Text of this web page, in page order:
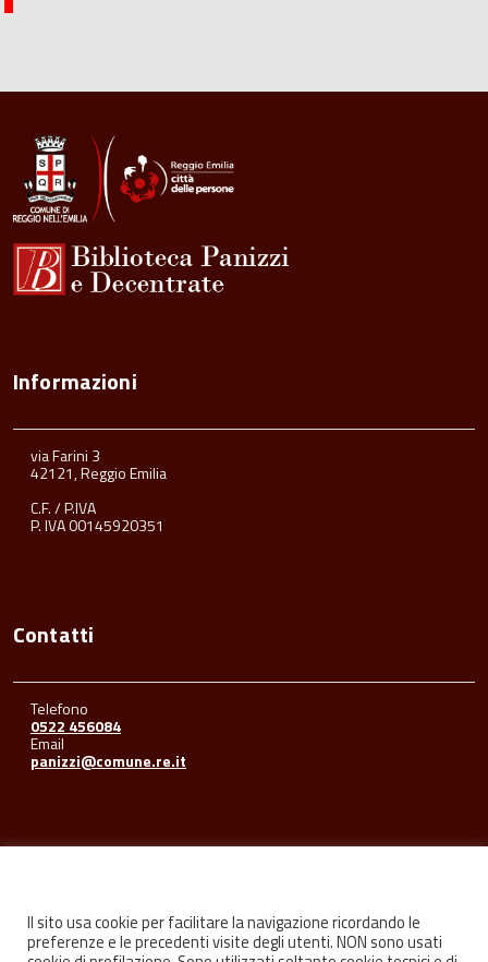
Informazioni
via Farini 3
42121, Reggio Emilia
C.F. / P.IVA
P. IVA 00145920351
Contatti
Telefono
0522 456084
Email
panizzi@comune.re.it
Il sito usa cookie per facilitare la navigazione ricordando le
preferenze e le precedenti visite degli utenti. NON sono usati